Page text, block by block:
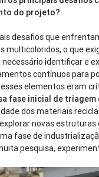
do projeto?
desafios que
multicoloridos, o que
necessário identificar e
contínuos para
elementos eram
fase inicial de
dos materiais
novas
fase de
pesquisa,